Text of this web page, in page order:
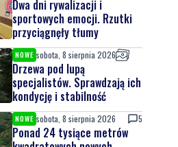
Dwa dni rywalizacji i
sportowych emocji. Rzutki
przyciągnęły tłumy
NOWE sobota, 8 sierpnia 2026
Drzewa pod lupą
specjalistów. Sprawdzają ich
kondycję i stabilność
NOWE sobota, 8 sierpnia 2026 5
Ponad 24 tysiące metrów